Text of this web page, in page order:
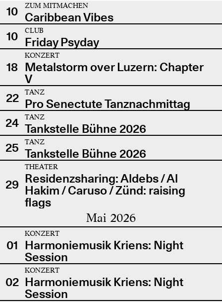
10
ZUM MITMACHEN
Caribbean Vibes
10
CLUB
Friday Psyday
18
KONZERT
Metalstorm over Luzern: Chapter
V
22
TANZ
Pro Senectute Tanznachmittag
24
TANZ
Tankstelle Bühne 2026
25
TANZ
Tankstelle Bühne 2026
29
THEATER
Residenzsharing: Aldebs / Al
Hakim / Caruso / Zünd: raising
flags
Mai 2026
01
KONZERT
Harmoniemusik Kriens: Night
Session
02
KONZERT
Harmoniemusik Kriens: Night
Session